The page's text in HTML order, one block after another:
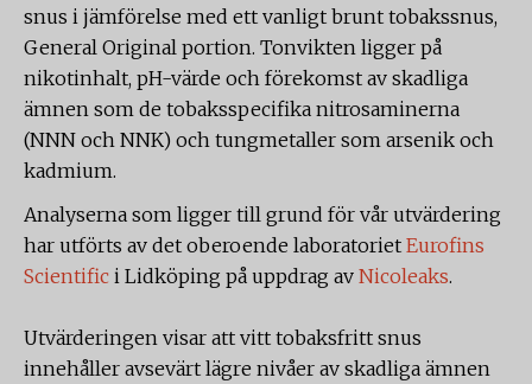
snus i jämförelse med ett vanligt brunt tobakssnus,
General Original portion. Tonvikten ligger på
nikotinhalt, pH-värde och förekomst av skadliga
ämnen som de tobaksspecifika nitrosaminerna
(NNN och NNK) och tungmetaller som arsenik och
kadmium.
Analyserna som ligger till grund för vår utvärdering
har utförts av det oberoende laboratoriet Eurofins
Scientific i Lidköping på uppdrag av Nicoleaks.
Utvärderingen visar att vitt tobaksfritt snus
innehåller avsevärt lägre nivåer av skadliga ämnen